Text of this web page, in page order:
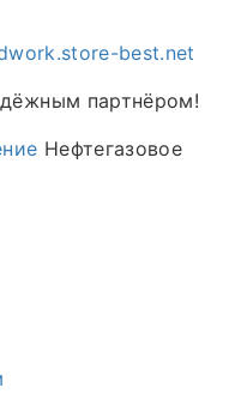
best.net
партнёром!
Нефтегазовое